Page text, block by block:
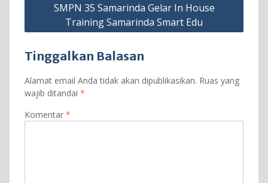
SMPN 35 Samarinda Gelar In House
Training Samarinda Smart Edu
Tinggalkan Balasan
Alamat email Anda tidak akan dipublikasikan. Ruas yang
wajib ditandai *
Komentar *